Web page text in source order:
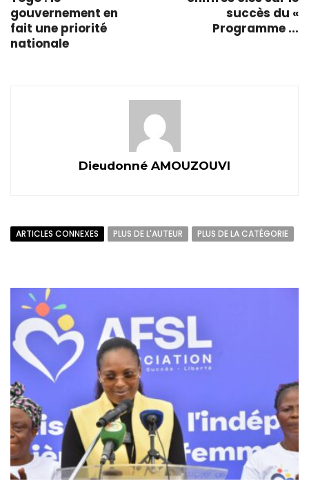
gouvernement en
fait une priorité
nationale
succès du «
Programme ...
Dieudonné AMOUZOUVI
ARTICLES CONNEXES PLUS DE L'AUTEUR PLUS DE LA CATÉGORIE